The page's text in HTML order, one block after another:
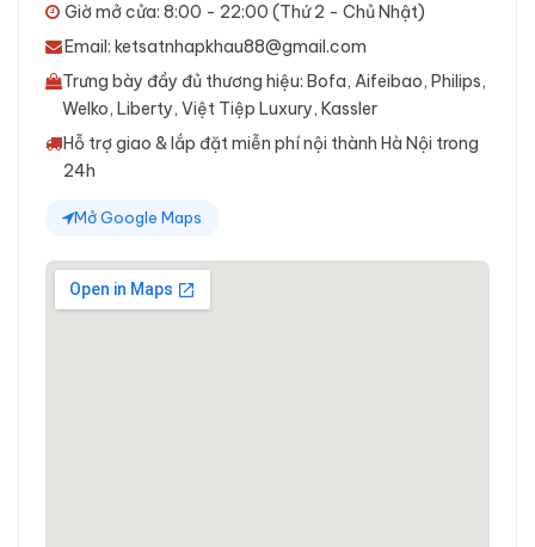
Giờ mở cửa: 8:00 - 22:00 (Thứ 2 - Chủ Nhật)
Email: ketsatnhapkhau88@gmail.com
Trưng bày đầy đủ thương hiệu: Bofa, Aifeibao, Philips,
Welko, Liberty, Việt Tiệp Luxury, Kassler
Hỗ trợ giao & lắp đặt miễn phí nội thành Hà Nội trong
24h
Mở Google Maps